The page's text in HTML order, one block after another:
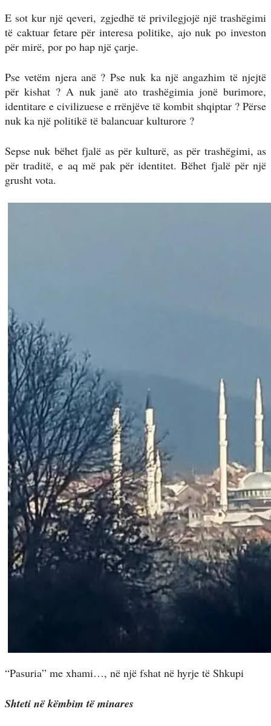
E sot kur një qeveri, zgjedhë të privilegjojë një trashëgimi
të caktuar fetare për interesa politike, ajo nuk po investon
për mirë, por po hap një çarje.
Pse vetëm njera anë ? Pse nuk ka një angazhim të njejtë
për kishat ? A nuk janë ato trashëgimia jonë burimore,
identitare e civilizuese e rrënjëve të kombit shqiptar ? Përse
nuk ka një politikë të balancuar kulturore ?
Sepse nuk bëhet fjalë as për kulturë, as për trashëgimi, as
për traditë, e aq më pak për identitet. Bëhet fjalë për një
grusht vota.
“Pasuria” me xhami…, në një fshat në hyrje të Shkupi
Shteti në këmbim të minares